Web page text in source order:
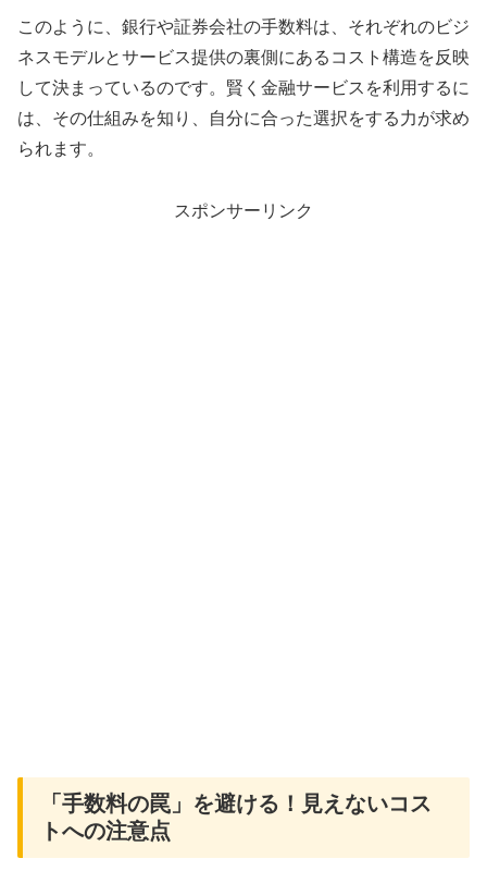
このように、銀行や証券会社の手数料は、それぞれのビジ
ネスモデルとサービス提供の裏側にあるコスト構造を反映
して決まっているのです。賢く金融サービスを利用するに
は、その仕組みを知り、自分に合った選択をする力が求め
られます。
スポンサーリンク
「手数料の罠」を避ける！見えないコス
トへの注意点